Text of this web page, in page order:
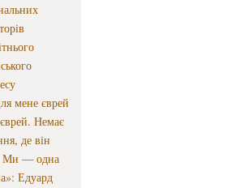
мене єврей
Немає
де він
Ми — одна
Едуард